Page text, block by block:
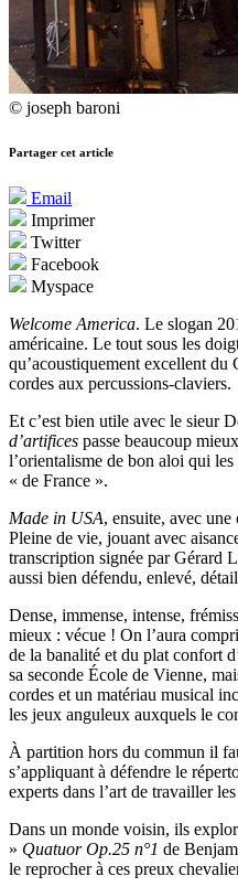
© joseph baroni
Partager cet article
Email
Imprimer
Twitter
Facebook
Myspace
Welcome America. Le slogan
américaine. Le tout sous les
qu’acoustiquement excellent du
cordes aux percussions-claviers.
Et c’est bien utile avec le sieur
d’artifices passe beaucoup
l’orientalisme de bon aloi qui
« de France ».
Made in USA, ensuite, avec
Pleine de vie, jouant avec
transcription signée par Gérard
aussi bien défendu, enlevé,
Dense, immense, intense,
mieux : vécue ! On l’aura
de la banalité et du plat confort
sa seconde École de Vienne,
cordes et un matériau musical
les jeux anguleux auxquels le
À partition hors du commun il
s’appliquant à défendre le
experts dans l’art de travailler
Dans un monde voisin, ils
» Quatuor Op.25 n°1 de
le reprocher à ces preux